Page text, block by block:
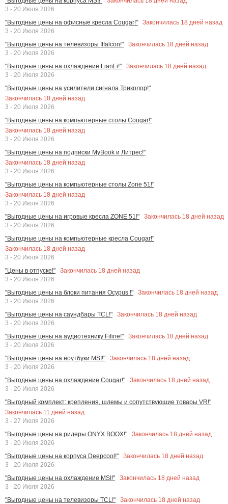
3 - 20 Июля 2026
"Выгодные цены на офисные кресла Cougar!"
Закончилась 18 дней назад
3 - 20 Июля 2026
"Выгодные цены на телевизоры Iffalcon!"
Закончилась 18 дней назад
3 - 20 Июля 2026
"Выгодные цены на охлаждение LianLi!"
Закончилась 18 дней назад
3 - 20 Июля 2026
"Выгодные цены на усилители сигнала Триколор!"
Закончилась 18 дней назад
3 - 20 Июля 2026
"Выгодные цены на компьютерные столы Cougar!"
Закончилась 18 дней назад
3 - 20 Июля 2026
"Выгодные цены на подписки MyBook и Литрес!"
Закончилась 18 дней назад
3 - 20 Июля 2026
"Выгодные цены на компьютерные столы Zone 51!"
Закончилась 18 дней назад
3 - 20 Июля 2026
"Выгодные цены на игровые кресла ZONE 51!"
Закончилась 18 дней назад
3 - 20 Июля 2026
"Выгодные цены на компьютерные кресла Cougar!"
Закончилась 18 дней назад
3 - 20 Июля 2026
"Цены в отпуске!"
Закончилась 18 дней назад
3 - 20 Июля 2026
"Выгодные цены на блоки питания Ocypus !"
Закончилась 18 дней назад
3 - 20 Июля 2026
"Выгодные цены на саундбары TCL!"
Закончилась 18 дней назад
3 - 20 Июля 2026
"Выгодные цены на аудиотехнику Fifine!"
Закончилась 18 дней назад
3 - 20 Июля 2026
"Выгодные цены на ноутбуки MSI!"
Закончилась 18 дней назад
3 - 20 Июля 2026
"Выгодные цены на охлаждение Cougar!"
Закончилась 18 дней назад
3 - 20 Июля 2026
"Выгодный комплект: крепления, шлемы и сопутствующие товары VR!"
Закончилась 11 дней назад
3 - 27 Июля 2026
"Выгодные цены на ридеры ONYX BOOX!"
Закончилась 18 дней назад
3 - 20 Июля 2026
"Выгодные цены на корпуса Deepcool!"
Закончилась 18 дней назад
3 - 20 Июля 2026
"Выгодные цены на охлаждение MSI!"
Закончилась 18 дней назад
3 - 20 Июля 2026
"Выгодные цены на телевизоры TCL!"
Закончилась 18 дней назад